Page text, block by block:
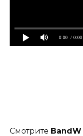
0:00 / 0:00
Смотрите BandW